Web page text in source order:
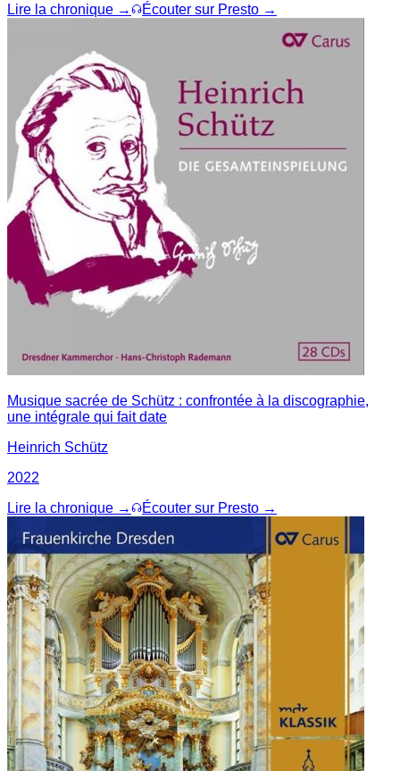
Lire la chronique →
Écouter sur Presto →
Musique sacrée de Schütz : confrontée à la discographie,
une intégrale qui fait date
Heinrich Schütz
2022
Lire la chronique →
Écouter sur Presto →